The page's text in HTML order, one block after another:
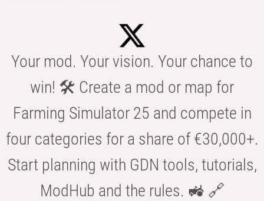
Your mod. Your vision. Your chance to
win! 🛠️ Create a mod or map for
Farming Simulator 25 and compete in
four categories for a share of €30,000+.
Start planning with GDN tools, tutorials,
ModHub and the rules. 🚜 🔗